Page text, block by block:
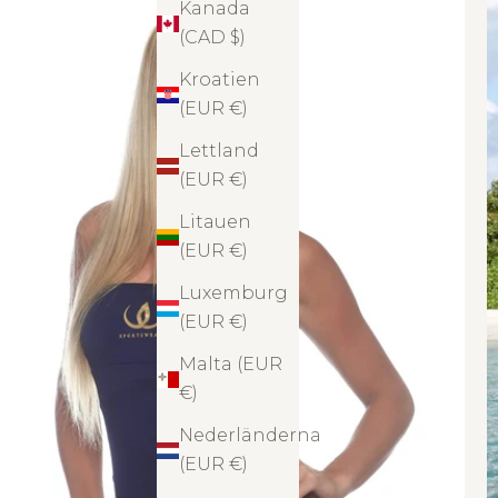
Kanada
(CAD $)
Kroatien
(EUR €)
Lettland
(EUR €)
Litauen
(EUR €)
Luxemburg
(EUR €)
Malta (EUR
€)
Nederländerna
(EUR €)